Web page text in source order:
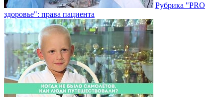
Рубрика "PRO
здоровье": права пациента